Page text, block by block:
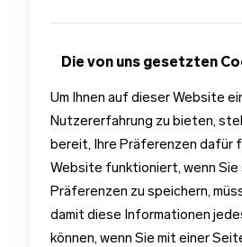
Die von uns gesetzten
Um Ihnen auf dieser Website
Nutzererfahrung zu bieten,
bereit, Ihre Präferenzen dafür
Website funktioniert, wenn Sie
Präferenzen zu speichern,
damit diese Informationen
können, wenn Sie mit einer